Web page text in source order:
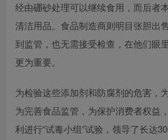
经由硼砂处理可以继续食用，而后者
清洁用品。食品制造商则明目张胆出
到监管，也无需接受检查，在他们眼
更为重要。
为检验这些添加剂和防腐剂的危害，
为完善食品监管，为保护消费者权益
利进行“试毒小组”试验，领导了长达